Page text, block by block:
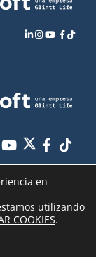
en
utilizando
COOKIES.